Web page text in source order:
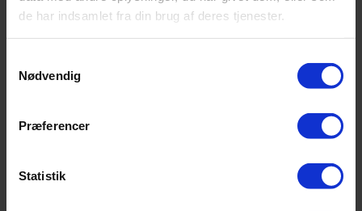
de har indsamlet fra din brug af deres tjenester.
Nødvendig
Præferencer
Statistik
08:00-10:00
Morgenbuffet for overnattende gæster
08:15-08:45
10:30